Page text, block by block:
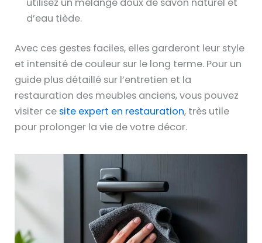
d’eau tiède.
Avec ces gestes faciles, elles garderont leur style
et intensité de couleur sur le long terme. Pour un
guide plus détaillé sur l’entretien et la
restauration des meubles anciens, vous pouvez
visiter ce site expert en restauration, très utile
pour prolonger la vie de votre décor.